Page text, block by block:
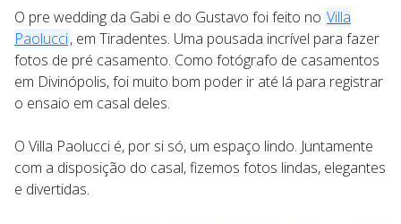
O pre wedding da Gabi e do Gustavo foi feito no Villa
Paolucci, em Tiradentes. Uma pousada incrível para fazer
fotos de pré casamento. Como fotógrafo de casamentos
em Divinópolis, foi muito bom poder ir até lá para registrar
o ensaio em casal deles.
O Villa Paolucci é, por si só, um espaço lindo. Juntamente
com a disposição do casal, fizemos fotos lindas, elegantes
e divertidas.